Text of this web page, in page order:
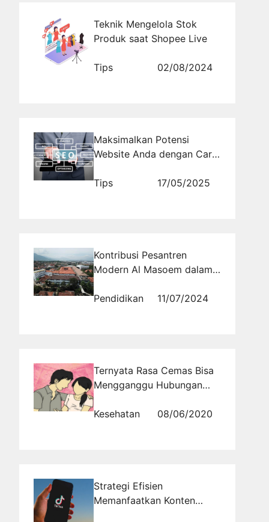
Teknik Mengelola Stok
Produk saat Shopee Live
Tips 02/08/2024
Maksimalkan Potensi
Website Anda dengan Cara
Website yang Tepat
Tips 17/05/2025
Kontribusi Pesantren
Modern Al Masoem dalam
Indonesia
Pendidikan 11/07/2024
Ternyata Rasa Cemas Bisa
Mengganggu Hubungan
Bisa?
Kesehatan 08/06/2020
Strategi Efisien
Memanfaatkan Konten